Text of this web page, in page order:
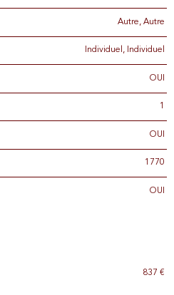
Autre, Autre
Individuel, Individuel
OUI
1
OUI
1770
OUI
837 €